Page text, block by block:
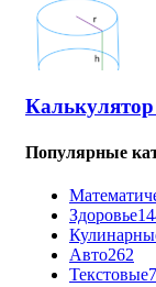
Популярные
Здоровье
Авто262
Текстовые